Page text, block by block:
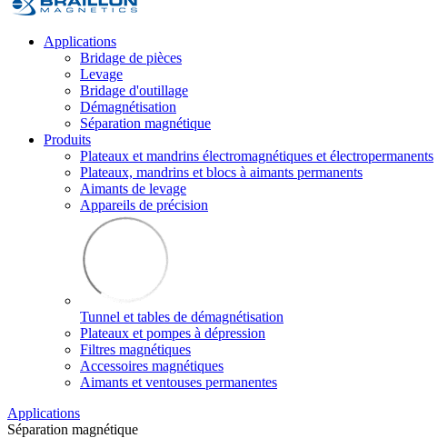
Applications
Bridage de pièces
Levage
Bridage d'outillage
Démagnétisation
Séparation magnétique
Produits
Plateaux et mandrins électromagnétiques et électropermanents
Plateaux, mandrins et blocs à aimants permanents
Aimants de levage
Appareils de précision
Tunnel et tables de démagnétisation
Plateaux et pompes à dépression
Filtres magnétiques
Accessoires magnétiques
Aimants et ventouses permanentes
Applications
Séparation magnétique